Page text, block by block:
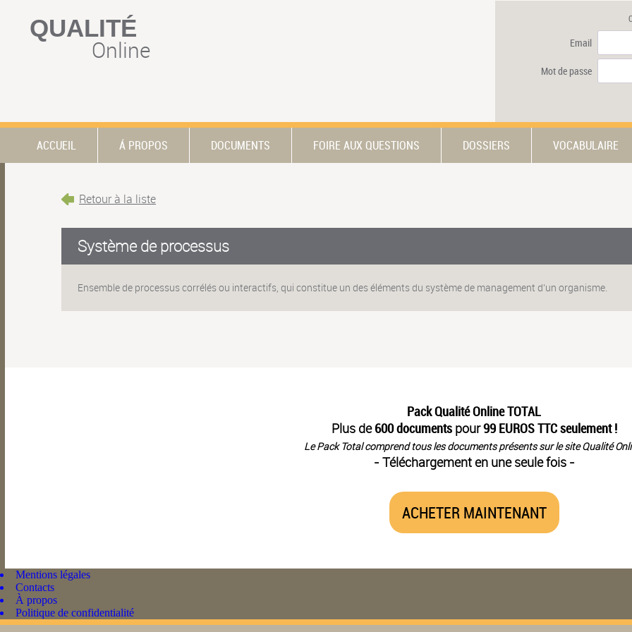
QUALITÉ
Online Email
Mot de passe
ACCUEIL Á PROPOS DOCUMENTS FOIRE AUX QUESTIONS DOSSIERS VOCABULAIRE
Retour à la liste
Système de processus
Ensemble de processus corrélés ou interactifs, qui constitue un des éléments du système de management d'un organisme.
Pack Qualité Online TOTAL
Plus de600 documentspour99 EUROS TTC seulement !
Le Pack Total comprend tous les documents présents sur le site Qualité
- Téléchargement en une seule fois -
ACHETER MAINTENANT
Mentions légales
Contacts
À propos
Politique de confidentialité